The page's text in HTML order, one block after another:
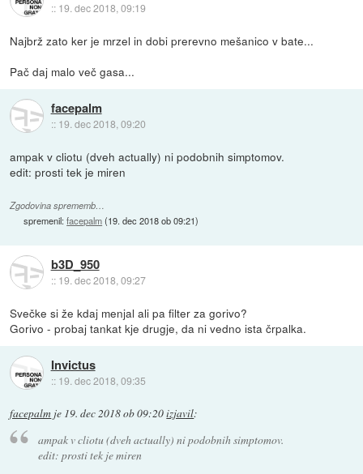
:: 19. dec 2018, 09:19
Najbrž zato ker je mrzel in dobi prerevno mešanico v bate...
Pač daj malo več gasa...
facepalm
:: 19. dec 2018, 09:20
ampak v cliotu (dveh actually) ni podobnih simptomov.
edit: prosti tek je miren
Zgodovina sprememb…
spremenil:facepalm(19. dec 2018 ob 09:21)
b3D_950
:: 19. dec 2018, 09:27
Svečke si že kdaj menjal ali pa filter za gorivo?
Gorivo - probaj tankat kje drugje, da ni vedno ista črpalka.
Invictus
:: 19. dec 2018, 09:35
facepalm je 19. dec 2018 ob 09:20izjavil:
ampak v cliotu (dveh actually) ni podobnih simptomov.
edit: prosti tek je miren